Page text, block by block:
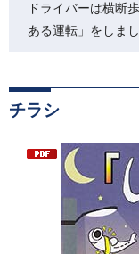
ドライバーは横断
ある運転」をしまし
チラシ